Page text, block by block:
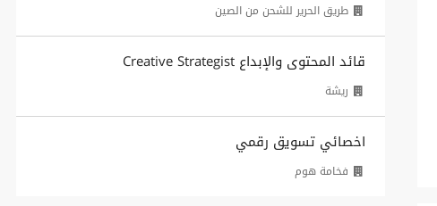
طريق الحرير للشحن من الصين
قائد المحتوى والإبداع Creative Strategist
ريشة
اخصائي تسويق رقمي
فخامة هوم